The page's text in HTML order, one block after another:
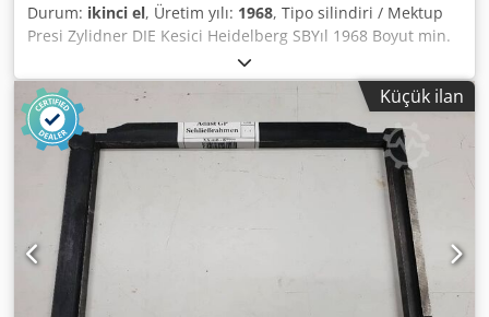
Durum: ikinci el, Üretim yılı: 1968, Tipo silindiri / Mektup
Presi Zylidner DIE Kesici Heidelberg SBYıl 1968 Boyut min.
290 x 400mm Boyut maks. 640 x 890 mm Hız min. maks.
4.000 sph Dcjdpfxorkqi Uo Agfjk Delme basıncı: 60T Ağırlık
yaklaşık 6.200kg3Komplett mit Zubehör und
Schließrahmen / Aletler ve aksesuarlar ile komple çerçeve
dahil Skype-Video ile Online-Video-İnspeksiyon
Ziyaretinizden çok memnun oluruz - daha fazla makine
stokta Hemen Kullanılabilir - İncelenebilir Stokta
Emskirchen / Nürnberg - Test edilebilir
Küçük ilan